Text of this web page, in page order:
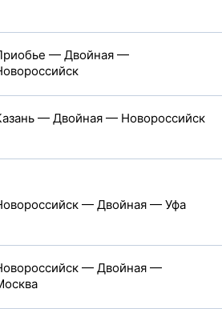
— Двойная —
— Двойная — Новороссийск
— Двойная — Уфа
— Двойная —